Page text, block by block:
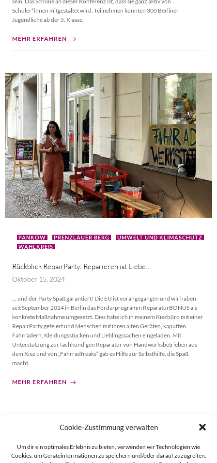
Cookie-Zustimmung verwalten
Um dir ein optimales Erlebnis zu bieten, verwenden wir Technologien wie
Cookies, um Geräteinformationen zu speichern und/oder darauf zuzugreifen.
Schüler*innen mitgestaltet wird. Teilnehmen konnten 300 Berliner
Jugendliche ab der 5. Klasse.
MEHR ERFAHREN
PANKOW PRENZLAUER BERG
UMWELT UND KLIMASCHUTZ
WAHLKREIS
Rückblick RepairParty: Reparieren ist Liebe…
Oktober 15, 2024
… und der Party Spaß garantiert! Die EU ist vorangegangen und wir haben
seit September 2024 in Berlin das Förderprogramm ReparaturBONUS als
konkrete Maßnahme umgesetzt. Dies habe ich in meinem Kiezbüro mit einer
RepairParty gefeiert und Menschen mit ihren alten Geräten, kaputten
Fahrrädern, Kleidungsstücken und Lieblingssachen eingeladen. Mit
Unterstützung zur fachkundigen Reparatur von Handwerksbetrieben aus
dem Kiez und von „Fahrradfreaks“ gab es Hilfe zur Selbsthilfe, die Spaß
macht.
MEHR ERFAHREN
Posts